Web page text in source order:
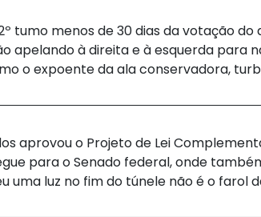
tumo menos de 30 dias da votação do
apelando à direita e à esquerda para
o expoente da ala conservadora,
aprovou o Projeto de Lei
para o Senado federal, onde
uma luz no fim do túnele não é o farol